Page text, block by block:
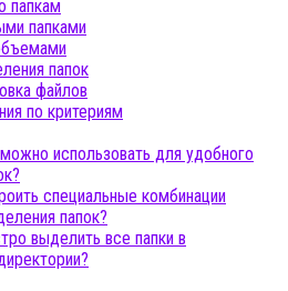
папкам
папками
папок
файлов
по критериям
использовать для удобного
специальные комбинации
папок?
выделить все папки в